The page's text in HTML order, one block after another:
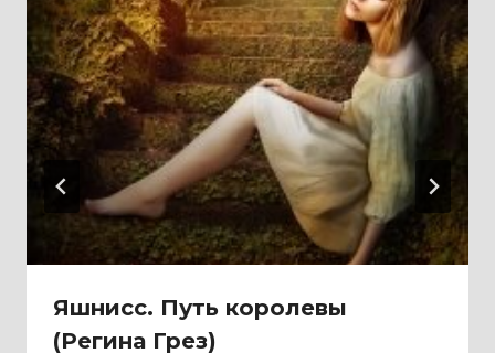
Яшнисс. Путь королевы
(Регина Грез)